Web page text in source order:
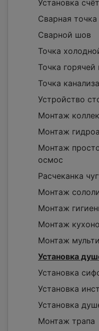
Установка
Сварная точка
Сварной шов
Точка
Точка горячей
Точка
Устройство
Монтаж
Монтаж
Монтаж
осмос
Расчеканка
Монтаж
Монтаж
Монтаж
Монтаж
Установка
Установка
Установка
Установка
Монтаж трапа